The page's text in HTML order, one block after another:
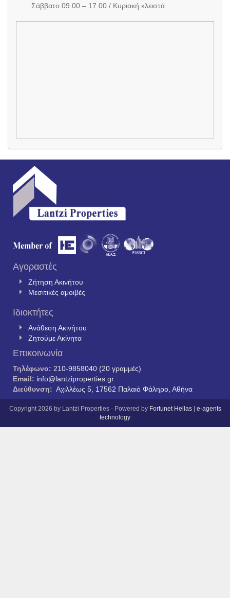
Σάββατο 09.00 – 17.00 / Κυριακή κλειστά
Αγοραστές
Ζήτηση Ακινήτου
Μεσιτικές αμοιβές
Ιδιοκτήτες
Ανάθεση Ακινήτου
Ζητούμε Ακίνητα
Επικοινωνία
Τηλέφωνο: 210-9858040 (20 γραμμές)
Email: info@lantziproperties.gr
Διεύθυνση: Αχιλλέως 5, 17562 Παλαιό Φάληρο, Αθήνα
Copyright 2026 by Lantzi Properties - Powered by Fortunet Hellas| e-agents
technology